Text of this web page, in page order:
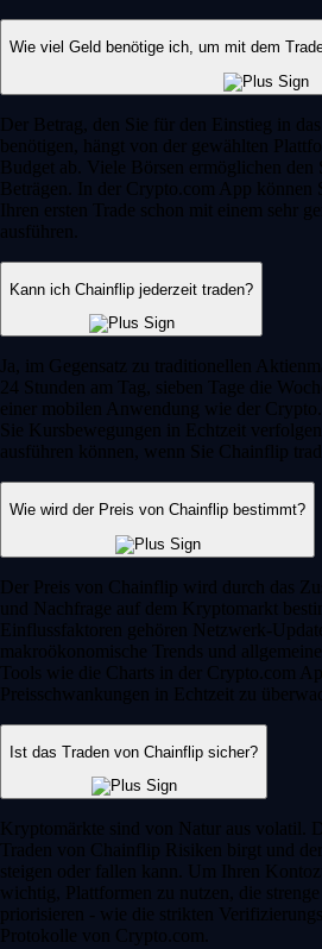
Wie viel Geld benötige ich, um mit dem
Der Betrag, den Sie für den Einstieg in
benötigen, hängt von der gewählten
Budget ab. Viele Börsen ermöglichen den
Beträgen. In der Crypto.com App können
Ihren ersten Trade schon mit einem sehr
ausführen.
Kann ich Chainflip jederzeit traden?
Ja, im Gegensatz zu traditionellen
24 Stunden am Tag, sieben Tage die
einer mobilen Anwendung wie der
Sie Kursbewegungen in Echtzeit
ausführen können, wenn Sie Chainflip
Wie wird der Preis von Chainflip bestimmt?
Der Preis von Chainflip wird durch das
und Nachfrage auf dem Kryptomarkt
Einflussfaktoren gehören Netzwerk-
makroökonomische Trends und
Tools wie die Charts in der Crypto.com
Preisschwankungen in Echtzeit zu
Ist das Traden von Chainflip sicher?
Kryptomärkte sind von Natur aus volatil.
Traden von Chainflip Risiken birgt und
steigen oder fallen kann. Um Ihren
wichtig, Plattformen zu nutzen, die
priorisieren - wie die strikten
Protokolle von Crypto.com.